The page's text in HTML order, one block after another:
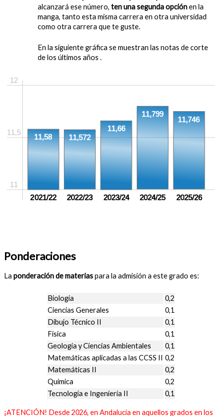
alcanzará ese número, ten una segunda opciónen la
manga, tanto esta misma carrera en otra universidad
como otra carrera que te guste.
En la siguiente gráfica se muestran las notas de corte
de los últimos años .
12
11
11,5
11,58 11,572
11,66
11,799
11,746
2021/22 2022/23 2023/24 2024/25 2025/26
Ponderaciones
La ponderación de materiaspara la admisión a este grado es:
Biología
0,2
Ciencias Generales
0,1
Dibujo Técnico II
0,1
Física
0,1
Geología y Ciencias Ambientales
0,1
Matemáticas aplicadas a las CCSS II 0,2
Matemáticas II
0,2
Química
0,2
Tecnología e Ingeniería II
0,1
¡ATENCIÓN! Desde 2026, en Andalucía en aquellos grados en los